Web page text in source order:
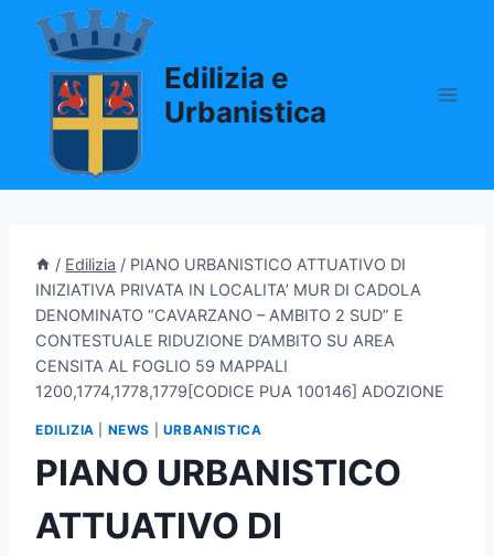
Salta
contenuto
Edilizia e
Urbanistica
/ Edilizia / PIANO URBANISTICO ATTUATIVO DI
INIZIATIVA PRIVATA IN LOCALITA’ MUR DI CADOLA
DENOMINATO “CAVARZANO – AMBITO 2 SUD” E
CONTESTUALE RIDUZIONE D’AMBITO SU AREA
CENSITA AL FOGLIO 59 MAPPALI
1200,1774,1778,1779[CODICE PUA 100146] ADOZIONE
EDILIZIA NEWS URBANISTICA
PIANO URBANISTICO
ATTUATIVO DI